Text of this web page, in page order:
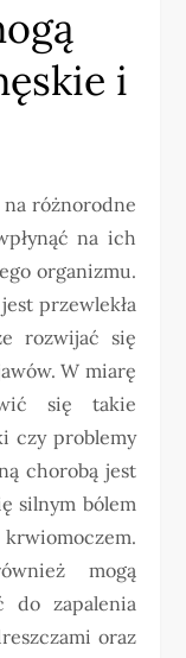
i
na różnorodne
na ich
organizmu.
przewlekła
rozwijać się
W miarę
się takie
czy problemy
chorobą jest
silnym bólem
mogą
do zapalenia
oraz